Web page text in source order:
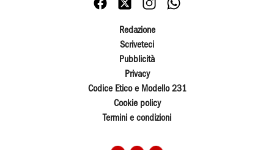
Redazione
Scriveteci
Pubblicità
Privacy
Codice Etico e Modello 231
Cookie policy
Termini e condizioni